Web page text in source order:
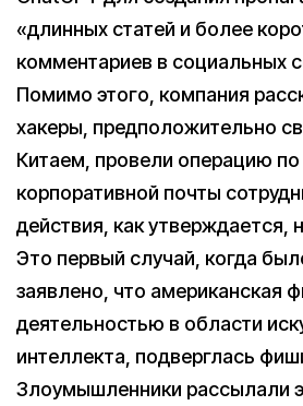
«длинных статей и более
комментариев в социальных
Помимо этого, компания
хакеры, предположительно
Китаем, провели операцию
корпоративной почты
действия, как утверждается,
Это первый случай, когда
заявлено, что американская
деятельностью в области
интеллекта, подверглась
Злоумышленники рассылали